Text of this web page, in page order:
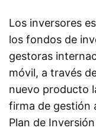
Los inversores
los fondos de
gestoras
móvil, a través
nuevo producto
firma de gestión
Plan de